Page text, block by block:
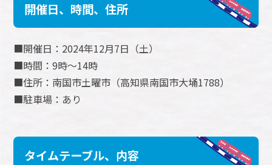
開催日、時間、住所
■開催日：2024年12月7日（土）
■時間：9時～14時
■住所：南国市土曜市（高知県南国市大埇1788）
■駐車場：あり
タイムテーブル、内容